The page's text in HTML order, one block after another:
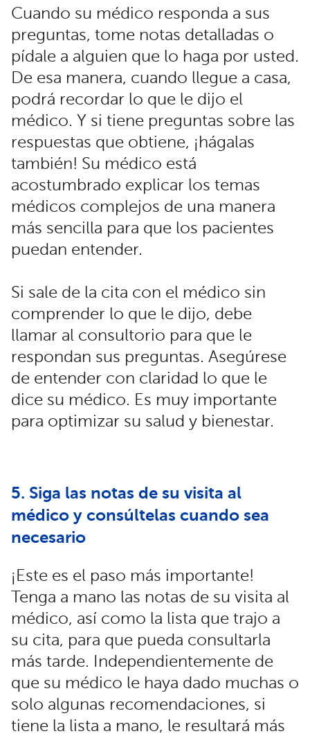
Cuando su médico responda a sus
preguntas, tome notas detalladas o
pídale a alguien que lo haga por usted.
De esa manera, cuando llegue a casa,
podrá recordar lo que le dijo el
médico. Y si tiene preguntas sobre las
respuestas que obtiene, ¡hágalas
también! Su médico está
acostumbrado explicar los temas
médicos complejos de una manera
más sencilla para que los pacientes
puedan entender.
Si sale de la cita con el médico sin
comprender lo que le dijo, debe
llamar al consultorio para que le
respondan sus preguntas. Asegúrese
de entender con claridad lo que le
dice su médico. Es muy importante
para optimizar su salud y bienestar.
5. Siga las notas de su visita al
médico y consúltelas cuando sea
necesario
¡Este es el paso más importante!
Tenga a mano las notas de su visita al
médico, así como la lista que trajo a
su cita, para que pueda consultarla
más tarde. Independientemente de
que su médico le haya dado muchas o
solo algunas recomendaciones, si
tiene la lista a mano, le resultará más